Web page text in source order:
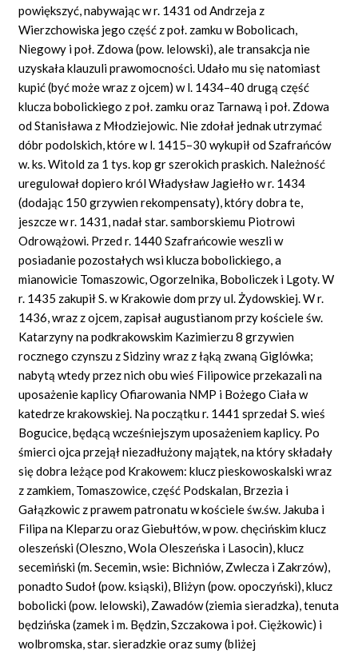
powiększyć, nabywając w r. 1431 od Andrzeja z
Wierzchowiska jego część z poł. zamku w Bobolicach,
Niegowy i poł. Zdowa (pow. lelowski), ale transakcja nie
uzyskała klauzuli prawomocności. Udało mu się natomiast
kupić (być może wraz z ojcem) w l. 1434–40 drugą część
klucza bobolickiego z poł. zamku oraz Tarnawą i poł. Zdowa
od Stanisława z Młodziejowic. Nie zdołał jednak utrzymać
dóbr podolskich, które w l. 1415–30 wykupił od Szafrańców
w. ks. Witold za 1 tys. kop gr szerokich praskich. Należność
uregulował dopiero król Władysław Jagiełło w r. 1434
(dodając 150 grzywien rekompensaty), który dobra te,
jeszcze w r. 1431, nadał star. samborskiemu Piotrowi
Odrowążowi. Przed r. 1440 Szafrańcowie weszli w
posiadanie pozostałych wsi klucza bobolickiego, a
mianowicie Tomaszowic, Ogorzelnika, Boboliczek i Lgoty. W
r. 1435 zakupił S. w Krakowie dom przy ul. Żydowskiej. W r.
1436, wraz z ojcem, zapisał augustianom przy kościele św.
Katarzyny na podkrakowskim Kazimierzu 8 grzywien
rocznego czynszu z Sidziny wraz z łąką zwaną Giglówka;
nabytą wtedy przez nich obu wieś Filipowice przekazali na
uposażenie kaplicy Ofiarowania NMP i Bożego Ciała w
katedrze krakowskiej. Na początku r. 1441 sprzedał S. wieś
Bogucice, będącą wcześniejszym uposażeniem kaplicy. Po
śmierci ojca przejął niezadłużony majątek, na który składały
się dobra leżące pod Krakowem: klucz pieskowoskalski wraz
z zamkiem, Tomaszowice, część Podskalan, Brzezia i
Gałązkowic z prawem patronatu w kościele św.św. Jakuba i
Filipa na Kleparzu oraz Giebułtów, w pow. chęcińskim klucz
oleszeński (Oleszno, Wola Oleszeńska i Lasocin), klucz
secemiński (m. Secemin, wsie: Bichniów, Zwlecza i Zakrzów),
ponadto Sudoł (pow. ksiąski), Bliżyn (pow. opoczyński), klucz
bobolicki (pow. lelowski), Zawadów (ziemia sieradzka), tenuta
będzińska (zamek i m. Będzin, Szczakowa i poł. Ciężkowic) i
wolbromska, star. sieradzkie oraz sumy (bliżej